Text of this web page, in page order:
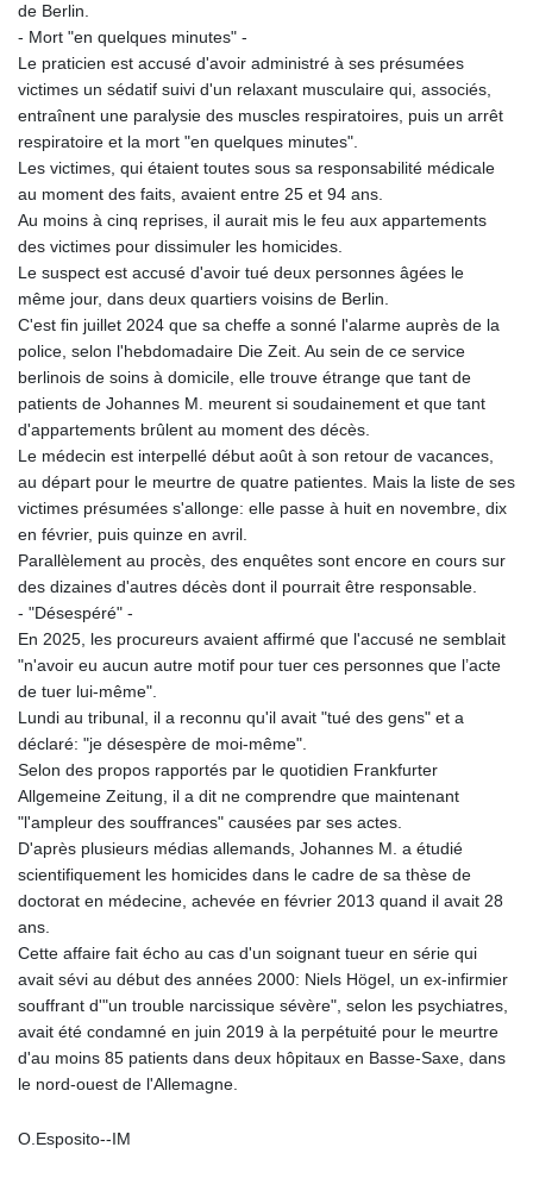
de Berlin.
- Mort "en quelques minutes" -
Le praticien est accusé d'avoir administré à ses présumées
victimes un sédatif suivi d'un relaxant musculaire qui, associés,
entraînent une paralysie des muscles respiratoires, puis un arrêt
respiratoire et la mort "en quelques minutes".
Les victimes, qui étaient toutes sous sa responsabilité médicale
au moment des faits, avaient entre 25 et 94 ans.
Au moins à cinq reprises, il aurait mis le feu aux appartements
des victimes pour dissimuler les homicides.
Le suspect est accusé d'avoir tué deux personnes âgées le
même jour, dans deux quartiers voisins de Berlin.
C'est fin juillet 2024 que sa cheffe a sonné l'alarme auprès de la
police, selon l'hebdomadaire Die Zeit. Au sein de ce service
berlinois de soins à domicile, elle trouve étrange que tant de
patients de Johannes M. meurent si soudainement et que tant
d'appartements brûlent au moment des décès.
Le médecin est interpellé début août à son retour de vacances,
au départ pour le meurtre de quatre patientes. Mais la liste de ses
victimes présumées s'allonge: elle passe à huit en novembre, dix
en février, puis quinze en avril.
Parallèlement au procès, des enquêtes sont encore en cours sur
des dizaines d'autres décès dont il pourrait être responsable.
- "Désespéré" -
En 2025, les procureurs avaient affirmé que l'accusé ne semblait
"n'avoir eu aucun autre motif pour tuer ces personnes que l’acte
de tuer lui-même".
Lundi au tribunal, il a reconnu qu'il avait "tué des gens" et a
déclaré: "je désespère de moi-même".
Selon des propos rapportés par le quotidien Frankfurter
Allgemeine Zeitung, il a dit ne comprendre que maintenant
"l'ampleur des souffrances" causées par ses actes.
D'après plusieurs médias allemands, Johannes M. a étudié
scientifiquement les homicides dans le cadre de sa thèse de
doctorat en médecine, achevée en février 2013 quand il avait 28
ans.
Cette affaire fait écho au cas d'un soignant tueur en série qui
avait sévi au début des années 2000: Niels Högel, un ex-infirmier
souffrant d'"un trouble narcissique sévère", selon les psychiatres,
avait été condamné en juin 2019 à la perpétuité pour le meurtre
d'au moins 85 patients dans deux hôpitaux en Basse-Saxe, dans
le nord-ouest de l'Allemagne.
O.Esposito--IM